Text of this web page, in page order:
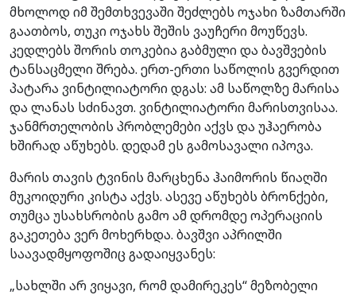
მხოლოდ იმ შემთხვევაში შეძლებს ოჯახი ზამთარში
გაათბოს, თუკი ოჯახს შეშის ვაუჩერი მოუწევს.
კედლებს შორის თოკებია გაბმული და ბავშვების
ტანსაცმელი შრება. ერთ-ერთი საწოლის გვერდით
პატარა ვინტილიატორი დგას: ამ საწოლზე მარისა
და ლანას სძინავთ. ვინტილიატორი მარისთვისაა.
ჯანმრთელობის პრობლემები აქვს და უჰაერობა
ხშირად აწუხებს. დედამ ეს გამოსავალი იპოვა.
მარის თავის ტვინის მარცხენა ჰაიმორის წიაღში
მუკოიდური კისტა აქვს. ასევე აწუხებს ბრონქები,
თუმცა უსახსრობის გამო ამ დრომდე ოპერაციის
გაკეთება ვერ მოხერხდა. ბავშვი აპრილში
საავადმყოფოშიც გადაიყვანეს:
„სახლში არ ვიყავი, რომ დამირეკეს“ მეზობელი